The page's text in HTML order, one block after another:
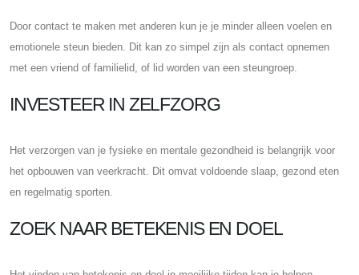
Door contact te maken met anderen kun je je minder alleen voelen en
emotionele steun bieden. Dit kan zo simpel zijn als contact opnemen
met een vriend of familielid, of lid worden van een steungroep.
INVESTEER IN ZELFZORG
Het verzorgen van je fysieke en mentale gezondheid is belangrijk voor
het opbouwen van veerkracht. Dit omvat voldoende slaap, gezond eten
en regelmatig sporten.
ZOEK NAAR BETEKENIS EN DOEL